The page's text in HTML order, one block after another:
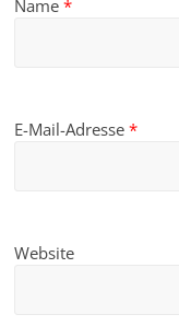
Name*
E-Mail-Adresse*
Website